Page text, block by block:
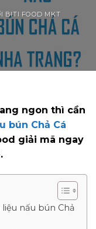
BITI FOOD MKT
ngon thì cần
bún Chả Cá
giải mã ngay
nấu bún Chả